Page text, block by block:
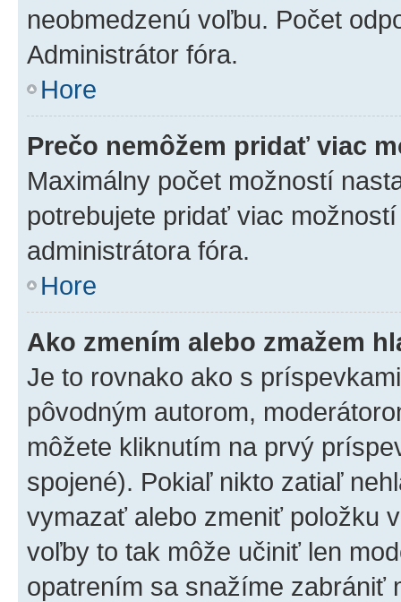
neobmedzenú voľbu. Počet
Administrátor fóra.
Hore
Prečo nemôžem pridať viac
Maximálny počet možností
potrebujete pridať viac
administrátora fóra.
Hore
Ako zmením alebo zmažem
Je to rovnako ako s
pôvodným autorom,
môžete kliknutím na prvý
spojené). Pokiaľ nikto zatiaľ
vymazať alebo zmeniť položku
voľby to tak môže učiniť len
opatrením sa snažíme zabrániť